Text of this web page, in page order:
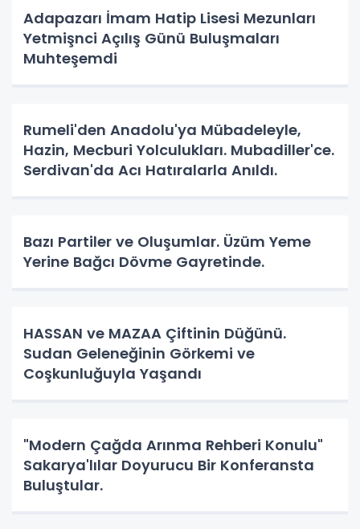
Adapazarı İmam Hatip Lisesi Mezunları
Yetmişnci Açılış Günü Buluşmaları
Muhteşemdi
Rumeli'den Anadolu'ya Mübadeleyle,
Hazin, Mecburi Yolculukları. Mubadiller'ce.
Serdivan'da Acı Hatıralarla Anıldı.
Bazı Partiler ve Oluşumlar. Üzüm Yeme
Yerine Bağcı Dövme Gayretinde.
HASSAN ve MAZAA Çiftinin Düğünü.
Sudan Geleneğinin Görkemi ve
Coşkunluğuyla Yaşandı
"Modern Çağda Arınma Rehberi Konulu"
Sakarya'lılar Doyurucu Bir Konferansta
Buluştular.